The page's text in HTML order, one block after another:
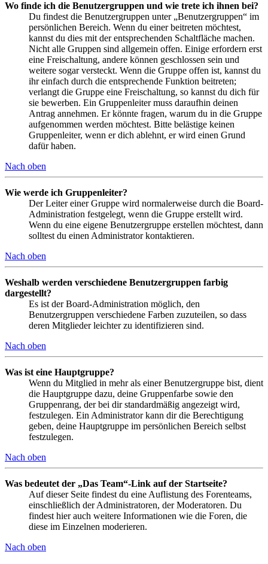
Wo finde ich die Benutzergruppen und wie trete ich ihnen bei?
Du findest die Benutzergruppen unter „Benutzergruppen“ im
persönlichen Bereich. Wenn du einer beitreten möchtest,
kannst du dies mit der entsprechenden Schaltfläche machen.
Nicht alle Gruppen sind allgemein offen. Einige erfordern erst
eine Freischaltung, andere können geschlossen sein und
weitere sogar versteckt. Wenn die Gruppe offen ist, kannst du
ihr einfach durch die entsprechende Funktion beitreten;
verlangt die Gruppe eine Freischaltung, so kannst du dich für
sie bewerben. Ein Gruppenleiter muss daraufhin deinen
Antrag annehmen. Er könnte fragen, warum du in die Gruppe
aufgenommen werden möchtest. Bitte belästige keinen
Gruppenleiter, wenn er dich ablehnt, er wird einen Grund
dafür haben.
Nach oben
Wie werde ich Gruppenleiter?
Der Leiter einer Gruppe wird normalerweise durch die Board-
Administration festgelegt, wenn die Gruppe erstellt wird.
Wenn du eine eigene Benutzergruppe erstellen möchtest, dann
solltest du einen Administrator kontaktieren.
Nach oben
Weshalb werden verschiedene Benutzergruppen farbig
dargestellt?
Es ist der Board-Administration möglich, den
Benutzergruppen verschiedene Farben zuzuteilen, so dass
deren Mitglieder leichter zu identifizieren sind.
Nach oben
Was ist eine Hauptgruppe?
Wenn du Mitglied in mehr als einer Benutzergruppe bist, dient
die Hauptgruppe dazu, deine Gruppenfarbe sowie den
Gruppenrang, der bei dir standardmäßig angezeigt wird,
festzulegen. Ein Administrator kann dir die Berechtigung
geben, deine Hauptgruppe im persönlichen Bereich selbst
festzulegen.
Nach oben
Was bedeutet der „Das Team“-Link auf der Startseite?
Auf dieser Seite findest du eine Auflistung des Forenteams,
einschließlich der Administratoren, der Moderatoren. Du
findest hier auch weitere Informationen wie die Foren, die
diese im Einzelnen moderieren.
Nach oben